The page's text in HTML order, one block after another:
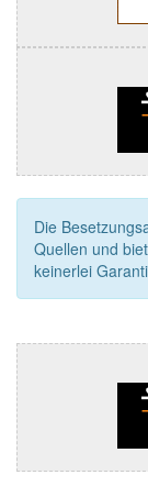
Die
Quellen und
keinerlei